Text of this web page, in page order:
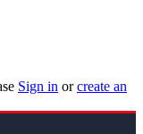
Sign in orcreate an